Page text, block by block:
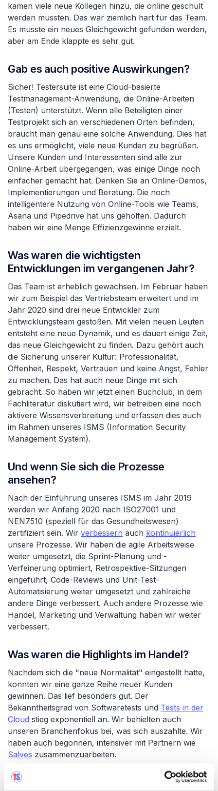
kamen viele neue Kollegen hinzu, die online geschult
werden mussten. Das war ziemlich hart für das Team.
Es musste ein neues Gleichgewicht gefunden werden,
aber am Ende klappte es sehr gut.
Gab es auch positive Auswirkungen?
Sicher! Testersuite ist eine Cloud-basierte
Testmanagement-Anwendung, die Online-Arbeiten
(Testen) unterstützt. Wenn alle Beteiligten einer
Testprojekt sich an verschiedenen Orten befinden,
braucht man genau eine solche Anwendung. Dies hat
es uns ermöglicht, viele neue Kunden zu begrüßen.
Unsere Kunden und Interessenten sind alle zur
Online-Arbeit übergegangen, was einige Dinge noch
einfacher gemacht hat. Denken Sie an Online-Demos,
Implementierungen und Beratung. Die noch
intelligentere Nutzung von Online-Tools wie Teams,
Asana und Pipedrive hat uns geholfen. Dadurch
haben wir eine Menge Effizienzgewinne erzielt.
Was waren die wichtigsten
Entwicklungen im vergangenen Jahr?
Das Team ist erheblich gewachsen. Im Februar haben
wir zum Beispiel das Vertriebsteam erweitert und im
Jahr 2020 sind drei neue Entwickler zum
Entwicklungsteam gestoßen. Mit vielen neuen Leuten
entsteht eine neue Dynamik, und es dauert einige Zeit,
das neue Gleichgewicht zu finden. Dazu gehört auch
die Sicherung unserer Kultur: Professionalität,
Offenheit, Respekt, Vertrauen und keine Angst, Fehler
zu machen. Das hat auch neue Dinge mit sich
gebracht. So haben wir jetzt einen Buchclub, in dem
Fachliteratur diskutiert wird, wir betreiben eine noch
aktivere Wissensverbreitung und erfassen dies auch
im Rahmen unseres ISMS (Information Security
Management System).
Und wenn Sie sich die Prozesse
ansehen?
Nach der Einführung unseres ISMS im Jahr 2019
werden wir Anfang 2020 nach ISO27001 und
NEN7510 (speziell für das Gesundheitswesen)
zertifiziert sein. Wir verbessern auch kontinuierlich
unsere Prozesse. Wir haben die agile Arbeitsweise
weiter umgesetzt, die Sprint-Planung und -
Verfeinerung optimiert, Retrospektive-Sitzungen
eingeführt, Code-Reviews und Unit-Test-
Automatisierung weiter umgesetzt und zahlreiche
andere Dinge verbessert. Auch andere Prozesse wie
Handel, Marketing und Verwaltung haben wir weiter
verbessert.
Was waren die Highlights im Handel?
Nachdem sich die "neue Normalität" eingestellt hatte,
konnten wir eine ganze Reihe neuer Kunden
gewinnen. Das lief besonders gut. Der
Bekanntheitsgrad von Softwaretests und Tests in der
Cloud stieg exponentiell an. Wir behielten auch
unseren Branchenfokus bei, was sich auszahlte. Wir
haben auch begonnen, intensiver mit Partnern wie
Salves zusammenzuarbeiten.
Können Sie mit Blick auf die Anwendung